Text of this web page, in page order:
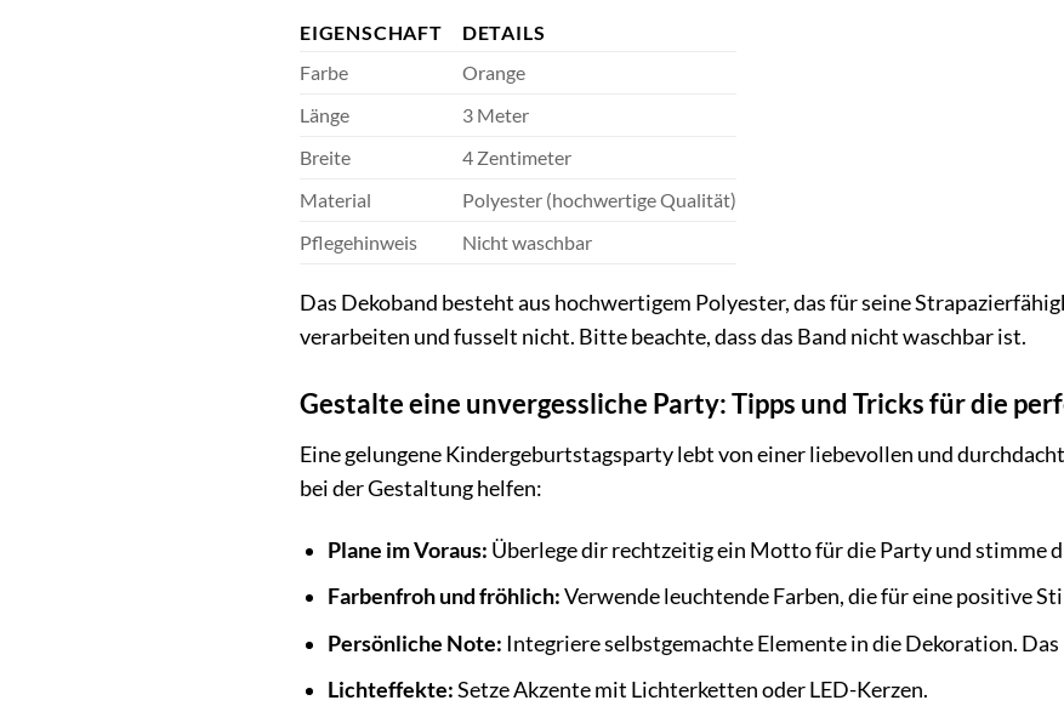
EIGENSCHAFT
DETAILS
Farbe
Orange
Länge
3 Meter
Breite
4 Zentimeter
Material
Polyester (hochwertige Qualität)
Pflegehinweis
Nicht waschbar
Das Dekoband besteht aus hochwertigem Polyester, das für seine
verarbeiten und fusselt nicht. Bitte beachte, dass das Band nicht waschbar ist.
Gestalte eine unvergessliche Party: Tipps und Tricks für die
Eine gelungene Kindergeburtstagsparty lebt von einer liebevollen und
bei der Gestaltung helfen:
Plane im Voraus: Überlege dir rechtzeitig ein Motto für die Party und stimme
Farbenfroh und fröhlich:Verwende leuchtende Farben, die für eine positive
Persönliche Note: Integriere selbstgemachte Elemente in die Dekoration.
Lichteffekte:Setze Akzente mit Lichterketten oder LED-Kerzen.